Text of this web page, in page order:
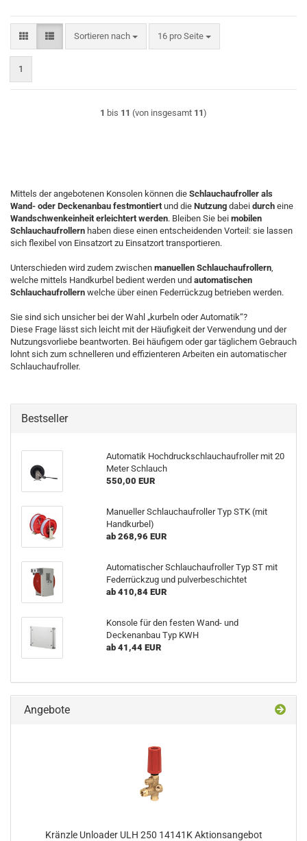
Sortieren nach
Sortieren nach 16 pro Seite
pro Seite
1
1 bis 11 (von insgesamt 11)
Mittels der angebotenen Konsolen können die Schlauchaufroller als
Wand- oder Deckenanbau festmontiertund die Nutzung dabei durch eine
Wandschwenkeinheit erleichtert werden. Bleiben Sie bei mobilen
Schlauchaufrollern haben diese einen entscheidenden Vorteil: sie lassen
sich flexibel von Einsatzort zu Einsatzort transportieren.
Unterschieden wird zudem zwischen manuellen Schlauchaufrollern,
welche mittels Handkurbel bedient werden und automatischen
Schlauchaufrollern welche über einen Federrückzug betrieben werden.
Sie sind sich unsicher bei der Wahl „kurbeln oder Automatik“?
Diese Frage lässt sich leicht mit der Häufigkeit der Verwendung und der
Nutzungsvorliebe beantworten. Bei häufigem oder gar täglichem Gebrauch
lohnt sich zum schnelleren und effizienteren Arbeiten ein automatischer
Schlauchaufroller.
Bestseller
Automatik Hochdruckschlauchaufroller mit 20
Meter Schlauch
550,00 EUR
Manueller Schlauchaufroller Typ STK (mit
Handkurbel)
ab 268,96 EUR
Automatischer Schlauchaufroller Typ ST mit
Federrückzug und pulverbeschichtet
ab 410,84 EUR
Konsole für den festen Wand- und
Deckenanbau Typ KWH
ab 41,44 EUR
Angebote
Kränzle Unloader ULH 250 14141K Aktionsangebot